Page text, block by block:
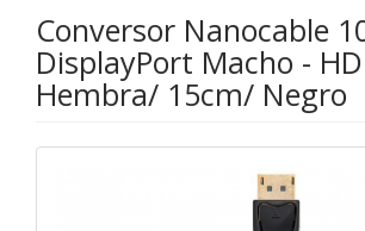
Conversor Nanocable
DisplayPort Macho -
Hembra/ 15cm/ Negro